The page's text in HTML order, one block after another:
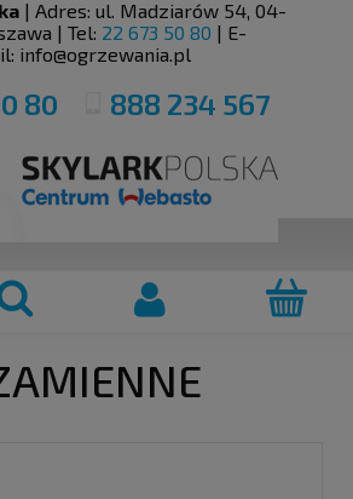
| Adres: ul. Madziarów 54, 04-
| Tel: 22 673 50 80 | E-
info@ogrzewania.pl
80 888 234 567